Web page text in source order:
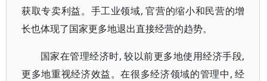
获取专卖利益。手工业领域, 官营的缩小和民营的增
长也体现了国家更多地退出直接经营的趋势。
国家在管理经济时, 较以前更多地使用经济手段,
更多地重视经济效益。在很多经济领域的管理中, 经